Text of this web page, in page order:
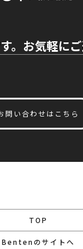
。お気軽にご
問い合わせはこちら
TOP
Bentenのサイトへ